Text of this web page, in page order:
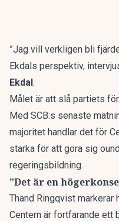
”Jag vill verkligen bli
Ekdals perspektiv,
Ekdal.
Målet är att slå partiets
Med SCB:s senaste
majoritet handlar det för
starka för att göra sig
regeringsbildning.
”Det är en
Thand Ringqvist markerar
Centern är fortfarande ett